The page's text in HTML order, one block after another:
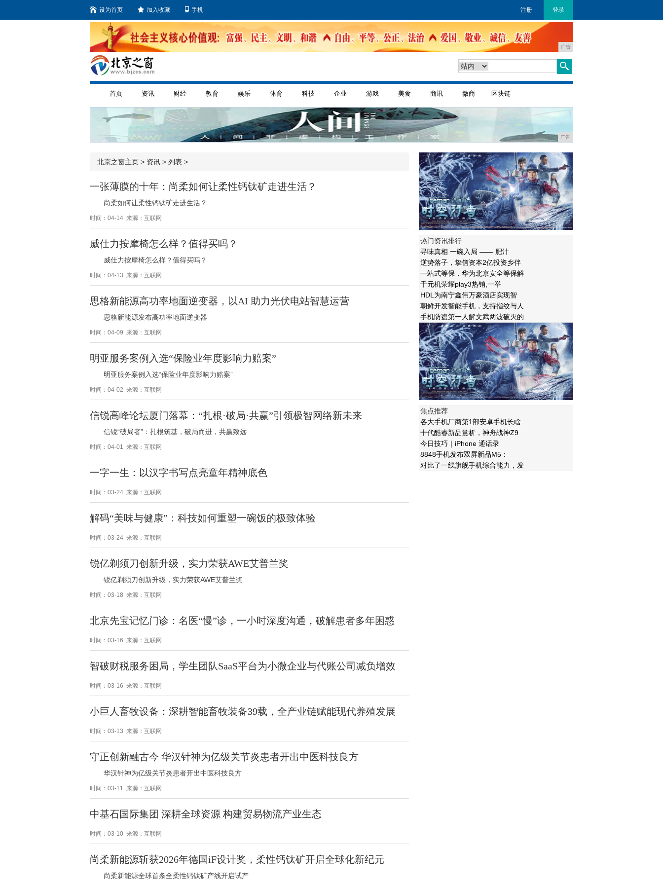
设为首页 加入收藏 手机 注册 登录
广告
首页 资讯 财经 教育 娱乐 体育 科技 企业 游戏 美食 商讯 微商 区块链
广告
北京之窗主页 > 资讯 > 列表 >
一张薄膜的十年：尚柔如何让柔性钙钛矿走进生活？
尚柔如何让柔性钙钛矿走进生活？
时间：04-14 来源：互联网
威仕力按摩椅怎么样？值得买吗？
威仕力按摩椅怎么样？值得买吗？
时间：04-13 来源：互联网
思格新能源高功率地面逆变器，以AI 助力光伏电站智慧运营
思格新能源发布高功率地面逆变器
时间：04-09 来源：互联网
明亚服务案例入选“保险业年度影响力赔案”
明亚服务案例入选“保险业年度影响力赔案”
时间：04-02 来源：互联网
信锐高峰论坛厦门落幕：“扎根·破局·共赢”引领极智网络新未来
信锐“破局者”：扎根筑基，破局而进，共赢致远
时间：04-01 来源：互联网
一字一生：以汉字书写点亮童年精神底色
时间：03-24 来源：互联网
解码“美味与健康”：科技如何重塑一碗饭的极致体验
时间：03-24 来源：互联网
锐亿剃须刀创新升级，实力荣获AWE艾普兰奖
锐亿剃须刀创新升级，实力荣获AWE艾普兰奖
时间：03-18 来源：互联网
北京先宝记忆门诊：名医“慢”诊，一小时深度沟通，破解患者多年困惑
时间：03-16 来源：互联网
智破财税服务困局，学生团队SaaS平台为小微企业与代账公司减负增效
时间：03-16 来源：互联网
小巨人畜牧设备：深耕智能畜牧装备39载，全产业链赋能现代养殖发展
时间：03-13 来源：互联网
守正创新融古今 华汉针神为亿级关节炎患者开出中医科技良方
华汉针神为亿级关节炎患者开出中医科技良方
时间：03-11 来源：互联网
中基石国际集团 深耕全球资源 构建贸易物流产业生态
时间：03-10 来源：互联网
尚柔新能源斩获2026年德国iF设计奖，柔性钙钛矿开启全球化新纪元
尚柔新能源全球首条全柔性钙钛矿产线开启试产
热门资讯排行
寻味真相 一碗入局 —— 肥汁
逆势落子，挚信资本2亿投资乡伴
一站式等保，华为北京安全等保解
千元机荣耀play3热销,一举
HDL为南宁鑫伟万豪酒店实现智
朝鲜开发智能手机，支持指纹与人
手机防盗第一人解文武两波破灭的
焦点推荐
各大手机厂商第1部安卓手机长啥
十代酷睿新品赏析，神舟战神Z9
今日技巧｜iPhone 通话录
8848手机发布双屏新品M5：
对比了一线旗舰手机综合能力，发